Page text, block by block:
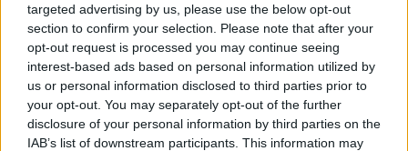
targeted advertising by us, please use the below opt-out
section to confirm your selection. Please note that after your
opt-out request is processed you may continue seeing
interest-based ads based on personal information utilized by
us or personal information disclosed to third parties prior to
your opt-out. You may separately opt-out of the further
disclosure of your personal information by third parties on the
IAB’s list of downstream participants. This information may
Noticias relacionadas
Accidente para cerrar la
pretemporada
PRIMER EQUIPO